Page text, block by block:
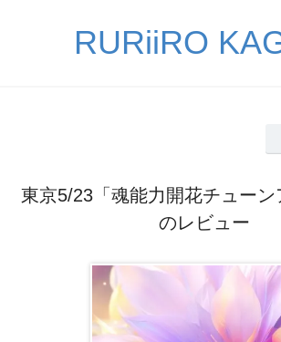
RURiiRO
東京5/23「魂能力開花チューン
のレビュー